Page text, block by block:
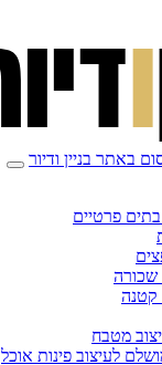
באתר בניין ודיור
בתים פרטיים
שכורה
קטנה
מטבח
לעיצוב פינות אוכל